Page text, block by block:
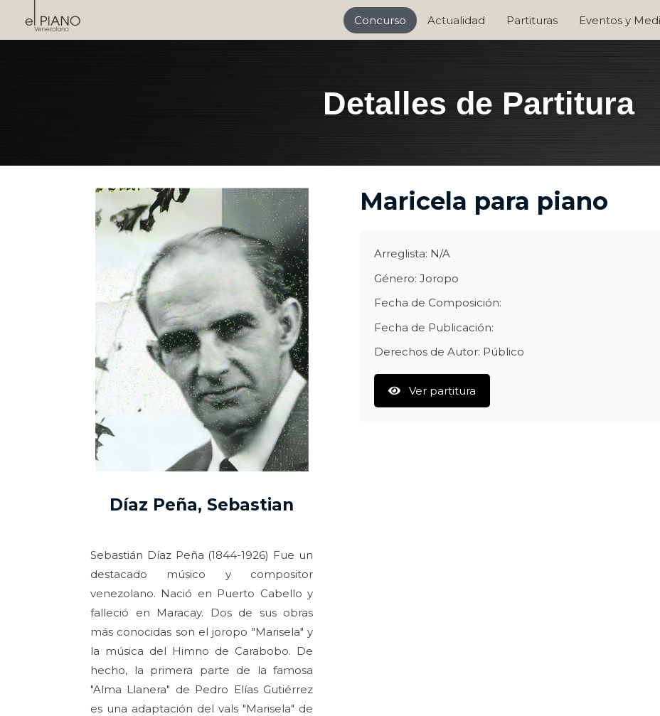
Concurso Actualidad Partituras Eventos y
Detalles de Partitura
Díaz Peña, Sebastian
Sebastián Díaz Peña (1844-1926) Fue un
destacado músico y compositor
venezolano. Nació en Puerto Cabello y
falleció en Maracay. Dos de sus obras
más conocidas son el joropo "Marisela" y
la música del Himno de Carabobo. De
hecho, la primera parte de la famosa
"Alma Llanera" de Pedro Elías Gutiérrez
es una adaptación del vals "Marisela" de
Maricela para piano
Arreglista: N/A
Género: Joropo
Fecha de Composición:
Fecha de Publicación:
Derechos de Autor: Público
Ver partitura